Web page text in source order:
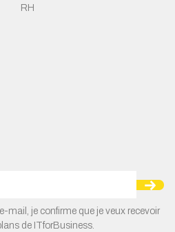
RH
mail, je confirme que je veux recevoir
de ITforBusiness.